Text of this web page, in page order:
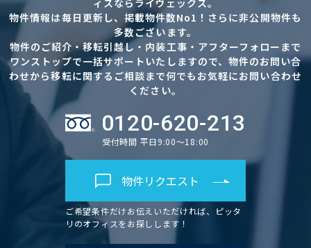
ィスならライヴェックス。
物件情報は毎日更新し、掲載物件数No1！さらに非公開物件も
多数ございます。
物件のご紹介・移転引越し・内装工事・アフターフォローまで
ワンストップで一括サポートいたしますので、物件のお問い合
わせから移転に関するご相談まで何でもお気軽にお問い合わせ
ください。
0120-620-213
受付時間 平日9:00～18:00
物件リクエスト
ご希望条件だけお伝えいただければ、ピッタ
リのオフィスをお探しします！